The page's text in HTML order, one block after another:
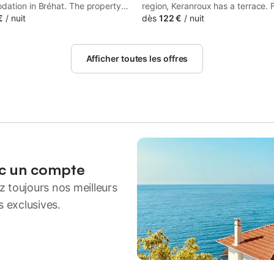
in Bréhat. The property
garden views, and is 500
units at the bed and
also have free WiFi, while some
/ nuit
region, Keranroux has a terrace.
is available throughout the
accommodation is non-smoking.
dès 122 € / nuit
Afficher toutes les offres
un compte
toujours nos meilleurs
exclusives.